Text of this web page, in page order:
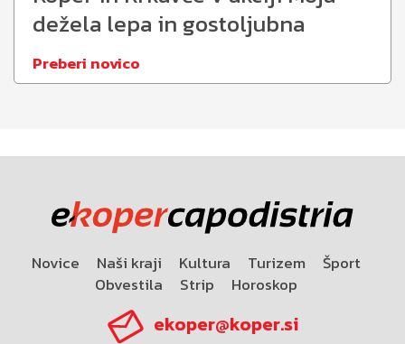
dežela lepa in gostoljubna
Preberi novico
Novice Naši kraji Kultura Turizem
Šport
Obvestila
Strip Horoskop
ekoper@koper.si